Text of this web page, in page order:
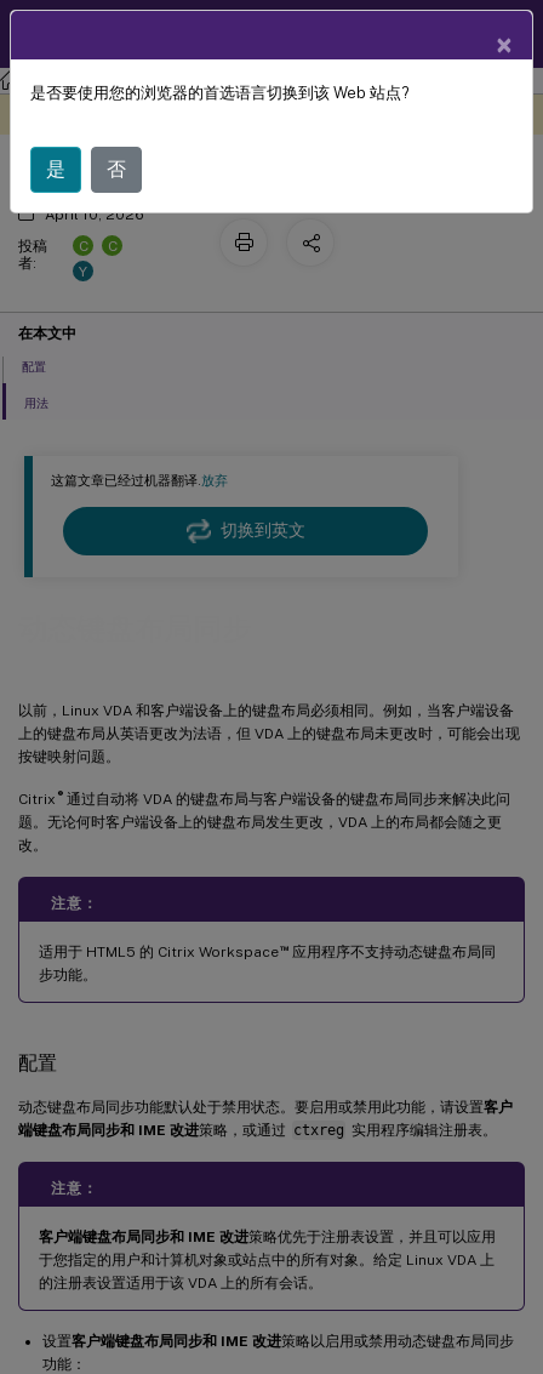
Linux 虚拟投递代理 Linux 虚拟投递代理 2511
这篇文章已经过机器翻译.放弃
切换到英文
以前，Linux VDA 和客户端设备上的键盘布局必须相同。例如，当客户端设备
上的键盘布局从英语更改为法语，但 VDA 上的键盘布局未更改时，可能会出现
按键映射问题。
Citrix ®通过自动将 VDA 的键盘布局与客户端设备的键盘布局同步来解决此问
题。无论何时客户端设备上的键盘布局发生更改，VDA 上的布局都会随之更
改。
注意：
适用于 HTML5 的 Citrix Workspace™应用程序不支持动态键盘布局同
步功能。
配置
动态键盘布局同步功能默认处于禁用状态。要启用或禁用此功能，请设置客户
端键盘布局同步和 IME 改进策略，或通过 ctxreg 实用程序编辑注册表。
注意：
客户端键盘布局同步和 IME 改进策略优先于注册表设置，并且可以应用
于您指定的用户和计算机对象或站点中的所有对象。给定 Linux VDA 上
的注册表设置适用于该 VDA 上的所有会话。
设置客户端键盘布局同步和 IME 改进策略以启用或禁用动态键盘布局同步
功能：
动态键盘布局同步
April 10, 2026
投稿
者:
C
C
Y
在本文中
配置
用法
×
是否要使用您的浏览器的首选语言切换到该 Web 站点?
是 否